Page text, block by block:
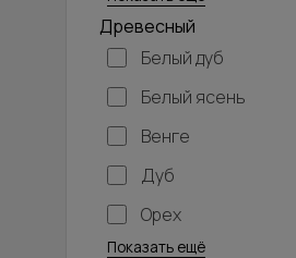
Древесный
Белый дуб
Белый ясень
Венге
Дуб
Орех
Серый дуб
Показать ещё